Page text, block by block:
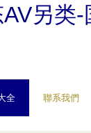
另类
全 聯系我們